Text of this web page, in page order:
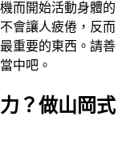
而開始活動身體的
會讓人疲倦，反而
重要的東西。請善
中吧。
？做山岡式